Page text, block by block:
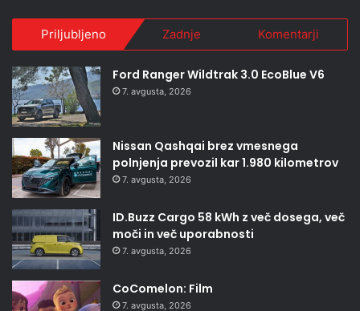
Priljubljeno Zadnje Komentarji
Ford Ranger Wildtrak 3.0 EcoBlue V6
7. avgusta, 2026
Nissan Qashqai brez vmesnega
polnjenja prevozil kar 1.980 kilometrov
7. avgusta, 2026
ID.Buzz Cargo 58 kWh z več dosega, več
moči in več uporabnosti
7. avgusta, 2026
CoComelon: Film
7. avgusta, 2026